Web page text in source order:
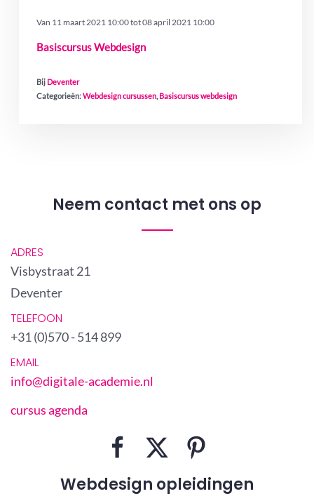
Van 11 maart 2021 10:00tot08 april 2021 10:00
Basiscursus Webdesign
Bij Deventer
Categorieën:Webdesign cursussen, Basiscursus webdesign
Neem contact met ons op
ADRES
Visbystraat 21
Deventer
TELEFOON
+31 (0)570 - 514 899
EMAIL
info@digitale-academie.nl
cursus agenda
Webdesign opleidingen